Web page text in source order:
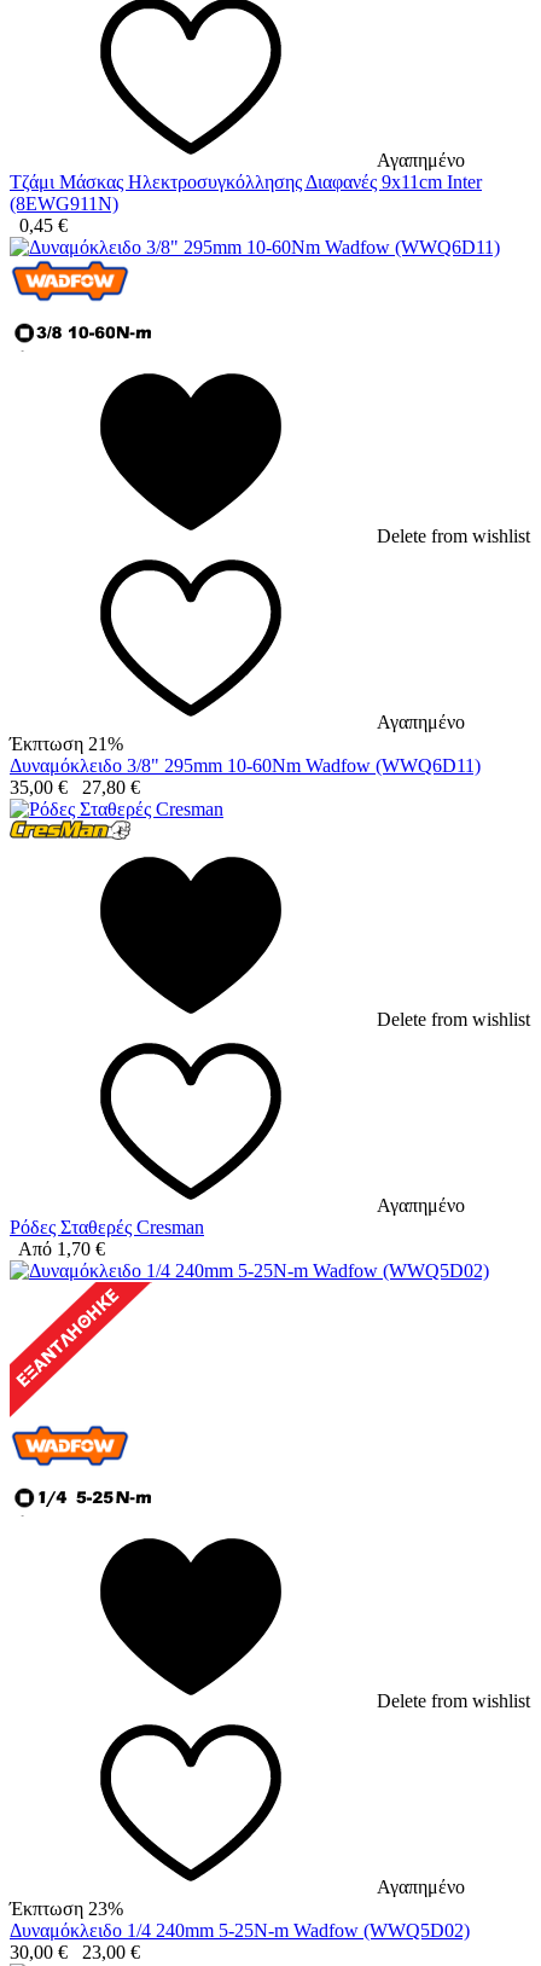
Αγαπημένο
Τζάμι Μάσκας Ηλεκτροσυγκόλλησης Διαφανές 9x11cm Inter
(8EWG911N)
0,45 €
Delete from wishlist
Αγαπημένο
Έκπτωση 21%
Δυναμόκλειδο 3/8" 295mm 10-60Nm Wadfow (WWQ6D11)
35,00 € 27,80 €
Delete from wishlist
Αγαπημένο
Ρόδες Σταθερές Cresman
Από 1,70 €
Delete from wishlist
Αγαπημένο
Έκπτωση 23%
Δυναμόκλειδο 1/4 240mm 5-25N-m Wadfow (WWQ5D02)
30,00 € 23,00 €